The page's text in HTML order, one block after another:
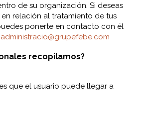
de su organización. Si deseas
relación al tratamiento de tus
ponerte en contacto con él
administracio@grupefebe.com
recopilamos?
que el usuario puede llegar a